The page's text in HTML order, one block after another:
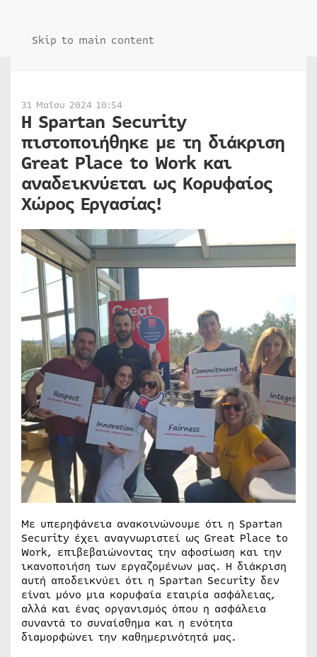
Skip to main content
31 Μαΐου 2024 10:54
Η Spartan Security
πιστοποιήθηκε με τη διάκριση
Great Place to Work και
αναδεικνύεται ως Κορυφαίος
Χώρος Εργασίας!
Με υπερηφάνεια ανακοινώνουμε ότι η Spartan
Security έχει αναγνωριστεί ως Great Place to
Work, επιβεβαιώνοντας την αφοσίωση και την
ικανοποιήση των εργαζομένων μας. Η διάκριση
αυτή αποδεικνύει ότι η Spartan Security δεν
είναι μόνο μια κορυφαία εταιρία ασφάλειας,
αλλά και ένας οργανισμός όπου η ασφάλεια
συναντά το συναίσθημα και η ενότητα
διαμορφώνει την καθημερινότητά μας.